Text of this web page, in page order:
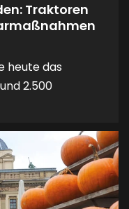
Traktoren
heute das
2.500